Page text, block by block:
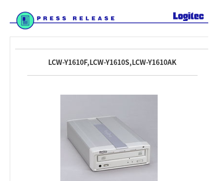
LCW-Y1610F,LCW-Y1610S,LCW-Y1610AK